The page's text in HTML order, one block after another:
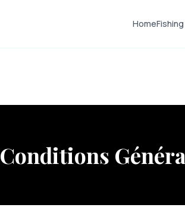
Home
Conditions